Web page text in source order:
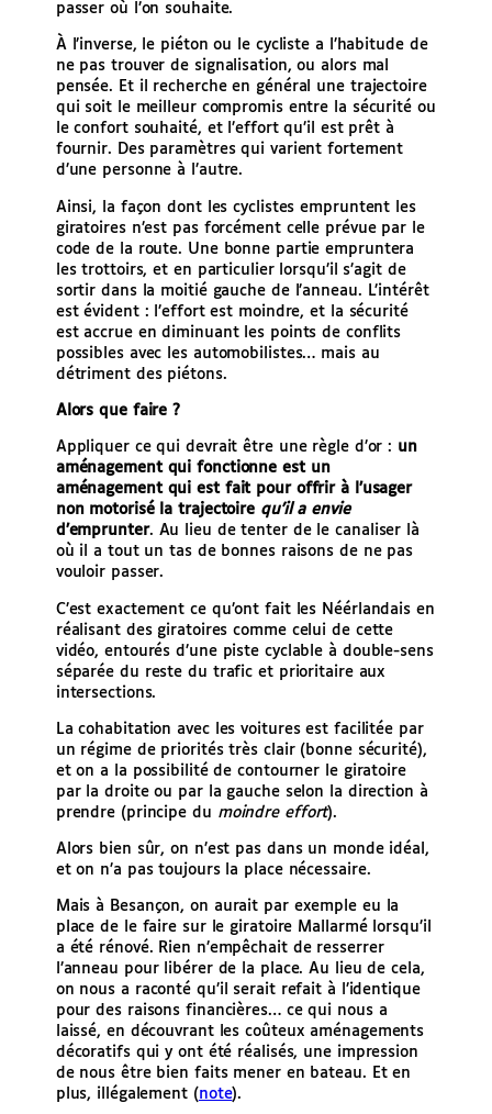
passer où l’on souhaite.
À l’inverse, le piéton ou le cycliste a l’habitude de
ne pas trouver de signalisation, ou alors mal
pensée. Et il recherche en général une trajectoire
qui soit le meilleur compromis entre la sécurité ou
le confort souhaité, et l’effort qu’il est prêt à
fournir. Des paramètres qui varient fortement
d’une personne à l’autre.
Ainsi, la façon dont les cyclistes empruntent les
giratoires n’est pas forcément celle prévue par le
code de la route. Une bonne partie empruntera
les trottoirs, et en particulier lorsqu’il s’agit de
sortir dans la moitié gauche de l’anneau. L’intérêt
est évident : l’effort est moindre, et la sécurité
est accrue en diminuant les points de conflits
possibles avec les automobilistes… mais au
détriment des piétons.
Alors que faire ?
Appliquer ce qui devrait être une règle d’or : un
aménagement qui fonctionne est un
aménagement qui est fait pour offrir à l’usager
non motorisé la trajectoire qu’il a envie
d’emprunter. Au lieu de tenter de le canaliser là
où il a tout un tas de bonnes raisons de ne pas
vouloir passer.
C’est exactement ce qu’ont fait les Néérlandais en
réalisant des giratoires comme celui de cette
vidéo, entourés d’une piste cyclable à double-sens
séparée du reste du trafic et prioritaire aux
intersections.
La cohabitation avec les voitures est facilitée par
un régime de priorités très clair (bonne sécurité),
et on a la possibilité de contourner le giratoire
par la droite ou par la gauche selon la direction à
prendre (principe du moindre effort).
Alors bien sûr, on n’est pas dans un monde idéal,
et on n’a pas toujours la place nécessaire.
Mais à Besançon, on aurait par exemple eu la
place de le faire sur le giratoire Mallarmé lorsqu’il
a été rénové. Rien n’empêchait de resserrer
l’anneau pour libérer de la place. Au lieu de cela,
on nous a raconté qu’il serait refait à l’identique
pour des raisons financières… ce qui nous a
laissé, en découvrant les coûteux aménagements
décoratifs qui y ont été réalisés, une impression
de nous être bien faits mener en bateau. Et en
plus, illégalement (note).